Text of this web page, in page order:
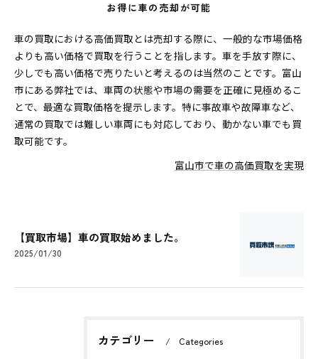
お得に車の売却が可能
車の買取における高価買取とは売却する際に、一般的な市場価格
よりも高い価格で買取を行うことを指します。車を手放す際に、
少しでも高い価格で売りたいと考えるのは当然のことです。富山
市にある弊社では、車両の状態や市場の需要を正確に見極めるこ
とで、最適な買取価格を提示します。特に事故車や故障車など、
通常の買取では難しい車両にも対応しており、動かない車でも買
取可能です。
富山市で車の高価買取を実現
【買取市場】車の買取始めました。
2025/01/30
カテゴリー Categories